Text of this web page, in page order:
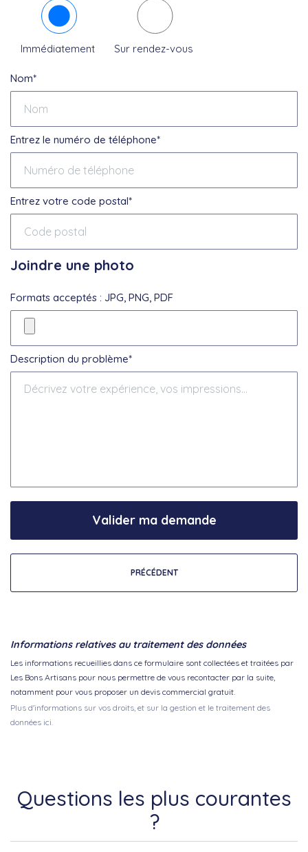
Immédiatement Sur rendez-vous
Nom*
Entrez le numéro de téléphone*
Entrez votre code postal*
Joindre une photo
Formats acceptés : JPG, PNG, PDF
Description du problème*
PRÉCÉDENT
Valider ma demande
Informations relatives au traitement des données
Les informations recueillies dans ce formulaire sont collectées et traitées par
Les Bons Artisans pour nous permettre de vous recontacter par la suite,
notamment pour vous proposer un devis commercial gratuit.
Plus d'informations sur vos droits, et sur la gestion et le traitement des
données ici.
Questions les plus courantes
?